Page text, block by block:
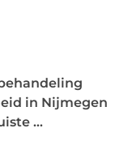
in Nijmegen
...